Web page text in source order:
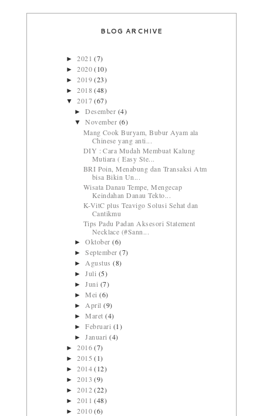
BLOG ARCHIVE
►2021(7)
►2020(10)
►2019(23)
►2018(48)
▼2017(67)
►Desember (4)
▼November (6)
Mang Cook Buryam, Bubur Ayam ala
Chinese yang anti...
DIY : Cara Mudah Membuat Kalung
Mutiara ( Easy Ste...
BRI Poin, Menabung dan Transaksi Atm
bisa Bikin Un...
Wisata Danau Tempe, Mengecap
Keindahan Danau Tekto...
K-VitC plus Teavigo Solusi Sehat dan
Cantikmu
Tips Padu Padan Aksesori Statement
Necklace (#Sann...
►Oktober(6)
►September(7)
► Agustus(8)
►Juli (5)
►Juni (7)
►Mei(6)
► April(9)
►Maret(4)
►Februari (1)
►Januari(4)
►2016(7)
►2015(1)
►2014(12)
►2013(9)
►2012(22)
►2011(48)
►2010(6)